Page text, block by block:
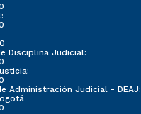
Disciplina Judicial:
Administración Judicial - DEAJ: